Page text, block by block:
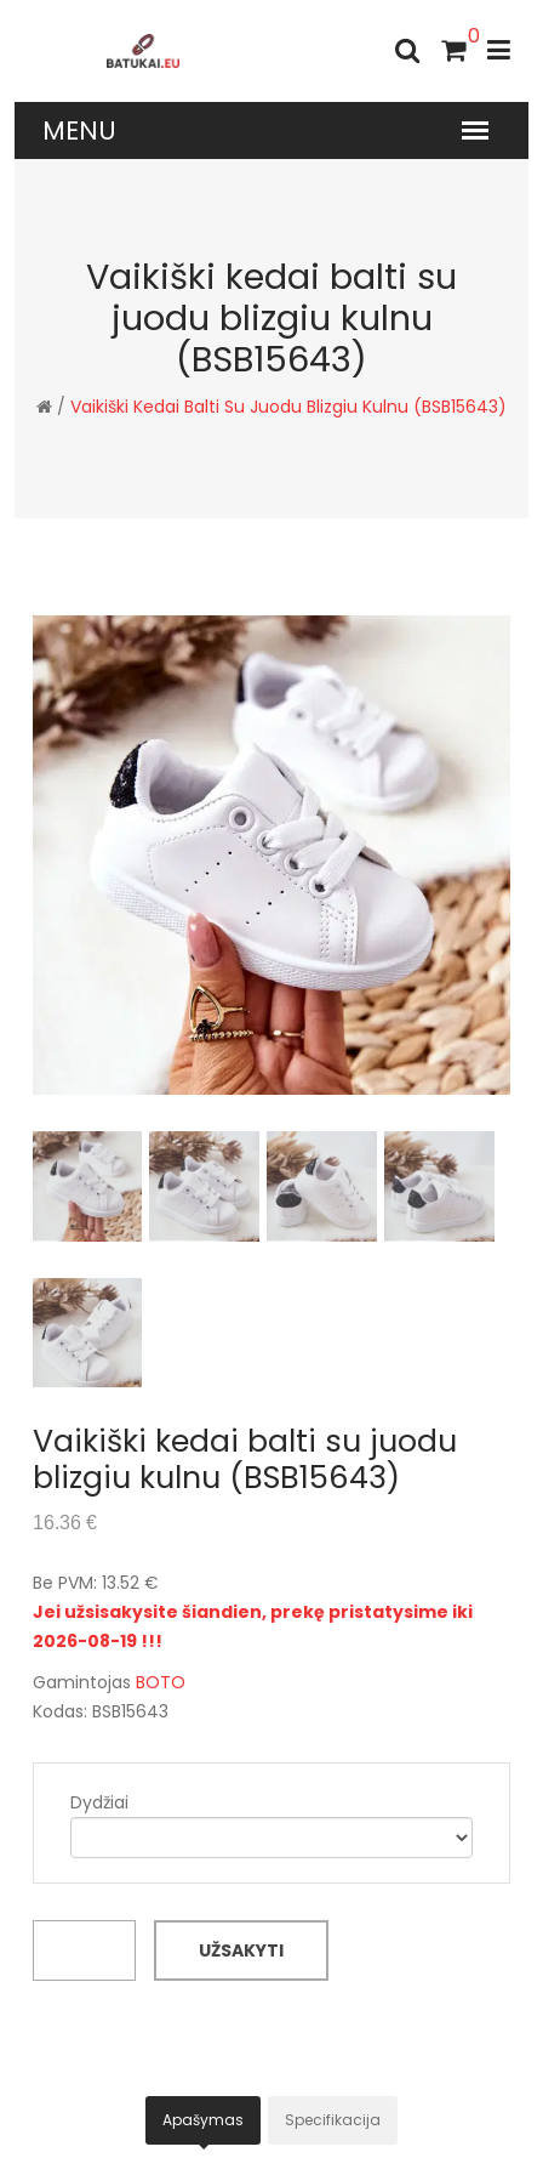
0
Vaikiški kedai balti su
juodu blizgiu kulnu
(BSB15643)
/ Vaikiški Kedai Balti Su Juodu Blizgiu Kulnu (BSB15643)
Vaikiški kedai balti su juodu
blizgiu kulnu (BSB15643)
16.36 €
Be PVM: 13.52 €
Jei užsisakysite šiandien, prekę pristatysime iki
2026-08-19 !!!
Gamintojas BOTO
Kodas: BSB15643
Dydžiai
UŽSAKYTI
Apašymas Specifikacija